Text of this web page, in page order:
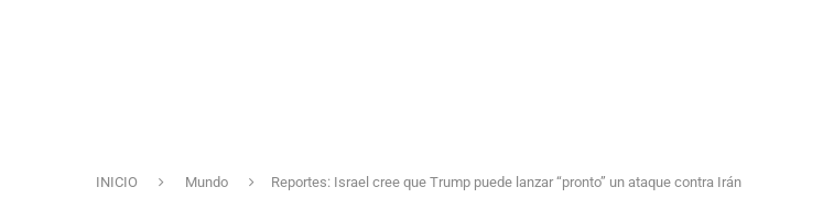
INICIO Mundo Reportes: Israel cree que Trump puede lanzar “pronto” un ataque contra Irán